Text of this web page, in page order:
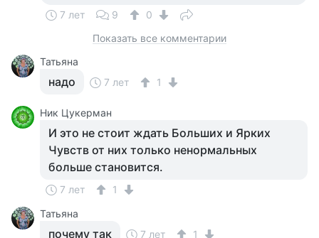
7 лет 9
0
Показать все комментарии
Татьяна
надо 7 лет 1
Ник Цукерман
И это не стоит ждать Больших и Ярких
Чувств от них только ненормальных
больше становится.
7 лет
1
Татьяна
почему так 7 лет 1